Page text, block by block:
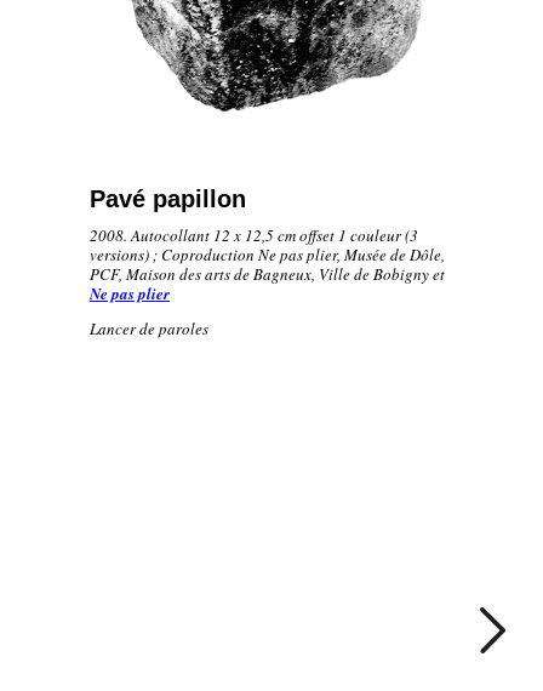
Pavé papillon
2008. Autocollant 12 x 12,5 cm offset 1 couleur (3
versions) ; Coproduction Ne pas plier, Musée de Dôle,
PCF, Maison des arts de Bagneux, Ville de Bobigny et
Ne pas plier
Lancer de paroles